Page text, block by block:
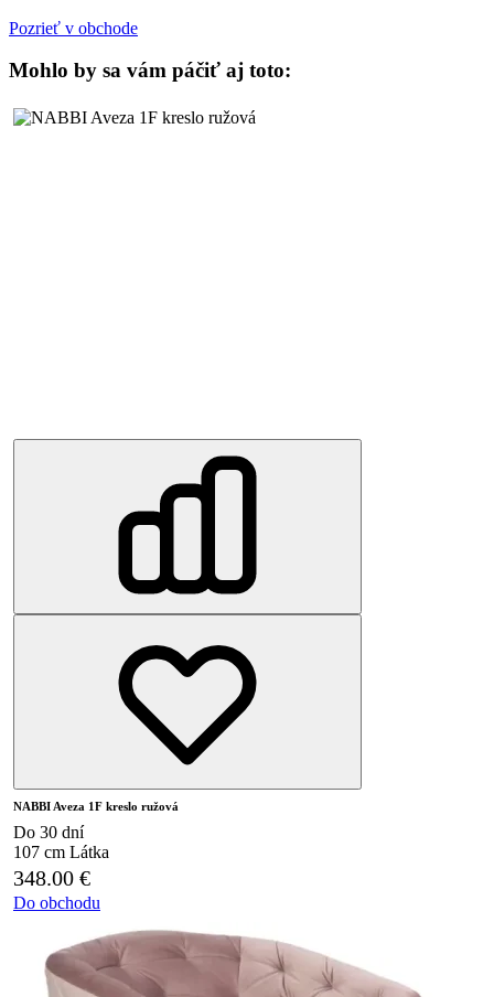
Pozrieť v obchode
Mohlo by sa vám páčiť aj toto:
NABBI Aveza 1F kreslo ružová
Do 30 dní
107 cm Látka
348.00 €
Do obchodu